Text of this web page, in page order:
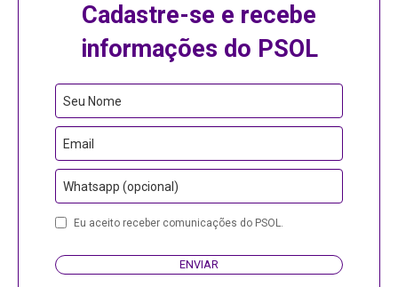
Cadastre-se e recebe
informações do PSOL
Your
Website
Seu Nome
Email
Whatsapp (opcional)
Eu aceito receber comunicações do PSOL.
ENVIAR